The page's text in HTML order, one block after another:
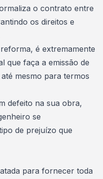
o contrato entre
os direitos e
é extremamente
que faça a emissão de
mesmo para termos
defeito na sua obra,
se
de prejuízo que
para fornecer toda